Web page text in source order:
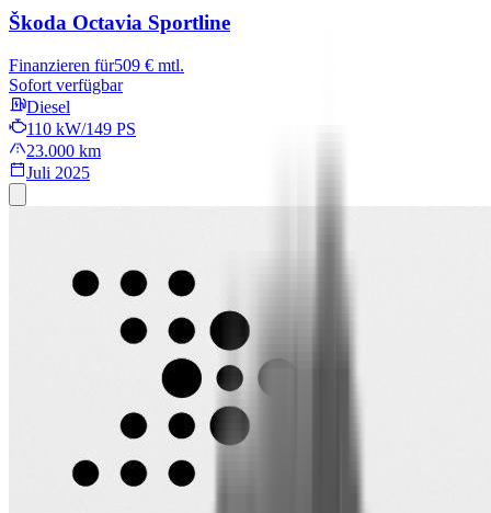
Škoda Octavia Sportline
Finanzieren für509 € mtl.
Sofort verfügbar
Diesel
110 kW/149 PS
23.000 km
Juli 2025